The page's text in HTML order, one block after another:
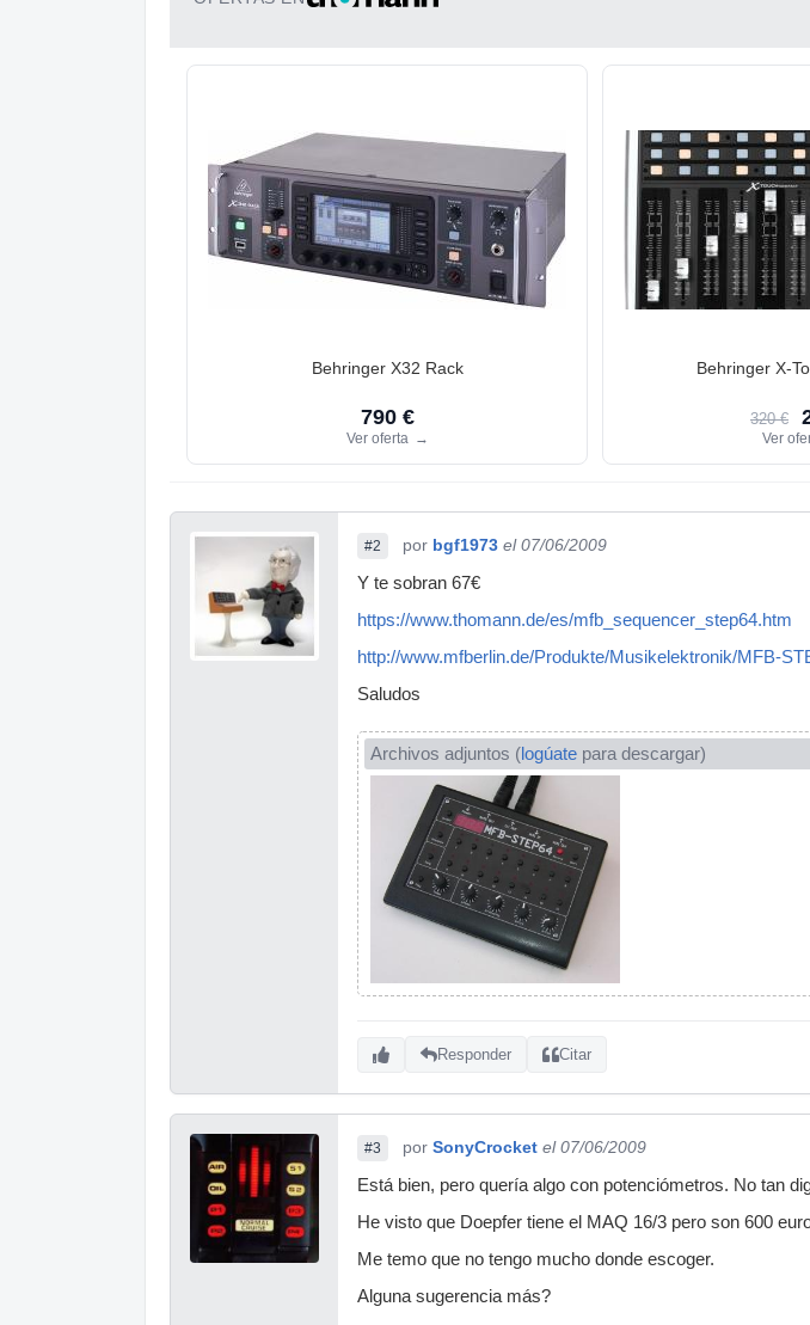
Behringer X32 Rack
790 €
Ver oferta →
Behringer X-
320 €
Ver
#2 por bgf1973 el 07/06/2009
Y te sobran 67€
https://www.thomann.de/es/mfb_sequencer_step64.htm
http://www.mfberlin.de/Produkte/Musikelektronik/MFB-
Saludos
Archivos adjuntos (logúate para descargar)
Responder Citar
#3 por SonyCrocket el 07/06/2009
Está bien, pero quería algo con potenciómetros. No tan
He visto que Doepfer tiene el MAQ 16/3 pero son 600
Me temo que no tengo mucho donde escoger.
Alguna sugerencia más?